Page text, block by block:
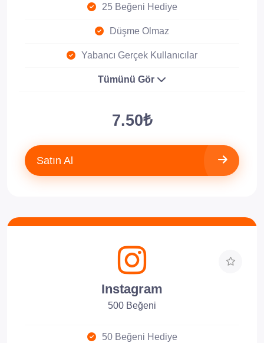
25 Beğeni Hediye
Düşme Olmaz
Yabancı Gerçek Kullanıcılar
Tümünü Gör
7.50₺
Satın Al
Instagram
500 Beğeni
50 Beğeni Hediye